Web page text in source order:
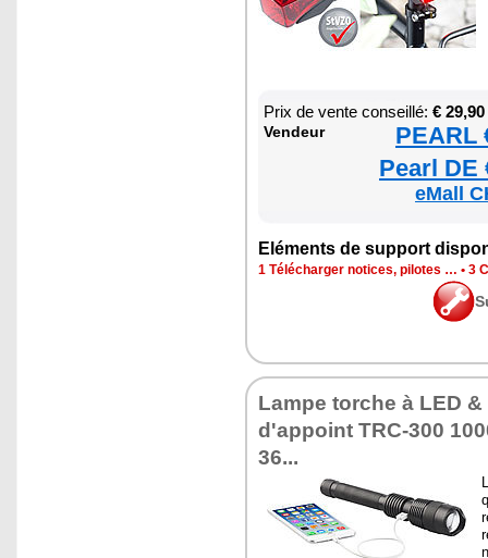
Prix de vente conseillé: € 29,90
Ven­deur
PEARL
Pearl DE
eMall
Elé­ments de sup­port
1 Télé­char­ger notices, pilotes … • 3
Lampe torche à LED
d'ap­point TRC-300
36...